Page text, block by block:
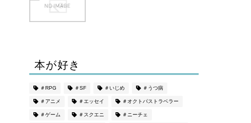
本が好き
＃RPG ＃SF ＃いじめ ＃うつ病
＃アニメ ＃エッセイ ＃オクトパストラベラー
＃ゲーム ＃スクエニ ＃ニーチェ